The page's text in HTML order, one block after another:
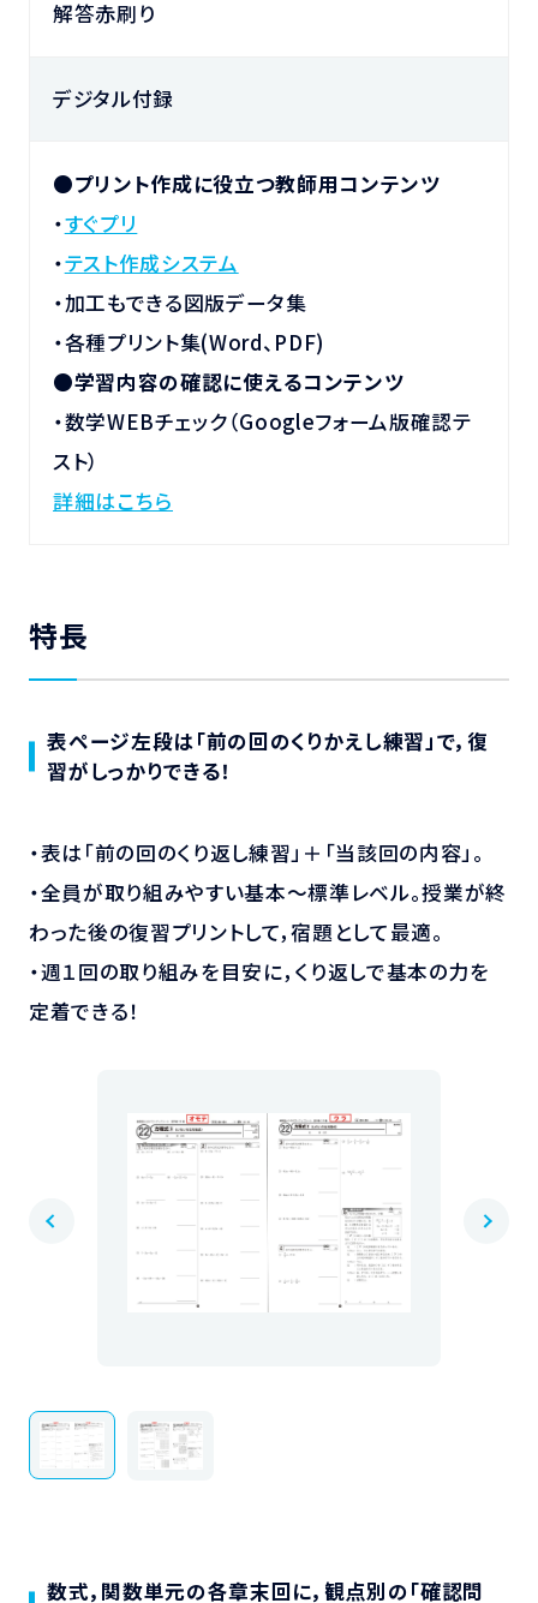
解答赤刷り
デジタル付録
●プリント作成に役立つ教師用コンテンツ
・すぐプリ
・テスト作成システム
・加工もできる図版データ集
・各種プリント集(Word、PDF)
●学習内容の確認に使えるコンテンツ
・数学WEBチェック（Googleフォーム版確認テ
スト）
詳細はこちら
特長
表ページ左段は「前の回のくりかえし練習」で，復
習がしっかりできる！
・表は「前の回のくり返し練習」＋「当該回の内容」。
・全員が取り組みやすい基本～標準レベル。授業が終
わった後の復習プリントして，宿題として最適。
・週１回の取り組みを目安に，くり返しで基本の力を
定着できる！
数式，関数単元の各章末回に，観点別の「確認問